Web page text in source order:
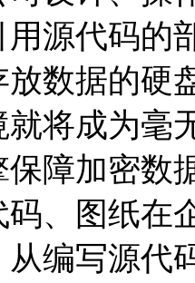
用源代码的
数据的硬
将成为毫
保障加密数
码、图纸在
编写源代